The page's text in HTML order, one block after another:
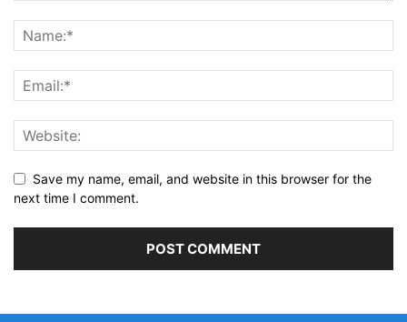
Save my name, email, and website in this browser for the
next time I comment.